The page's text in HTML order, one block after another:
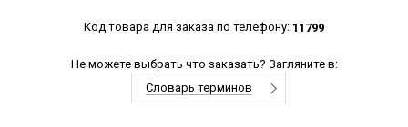
Код товара для заказа по телефону: 11799
Не можете выбрать что заказать? Загляните в:
Словарь терминов